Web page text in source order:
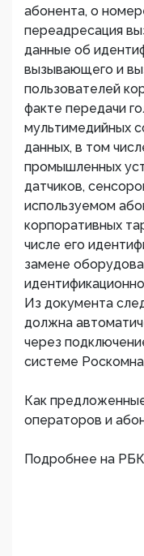
абонента, о
переадресация
данные об
вызывающего и
пользователей
факте передачи
мультимедийных
данных, в том
промышленных
датчиков,
используемом
корпоративных
числе его
замене
Из документа
должна
через
системе
Как
операторов и
Подробнее на